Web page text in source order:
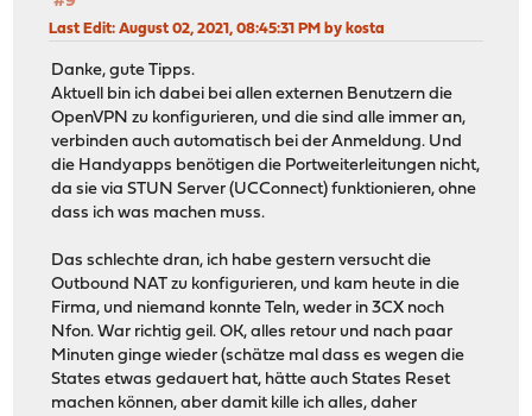
Last Edit: August 02, 2021, 08:45:31 PM by kosta
Danke, gute Tipps.
Aktuell bin ich dabei bei allen externen Benutzern die
OpenVPN zu konfigurieren, und die sind alle immer an,
verbinden auch automatisch bei der Anmeldung. Und
die Handyapps benötigen die Portweiterleitungen nicht,
da sie via STUN Server (UCConnect) funktionieren, ohne
dass ich was machen muss.
Das schlechte dran, ich habe gestern versucht die
Outbound NAT zu konfigurieren, und kam heute in die
Firma, und niemand konnte Teln, weder in 3CX noch
Nfon. War richtig geil. OK, alles retour und nach paar
Minuten ginge wieder (schätze mal dass es wegen die
States etwas gedauert hat, hätte auch States Reset
machen können, aber damit kille ich alles, daher